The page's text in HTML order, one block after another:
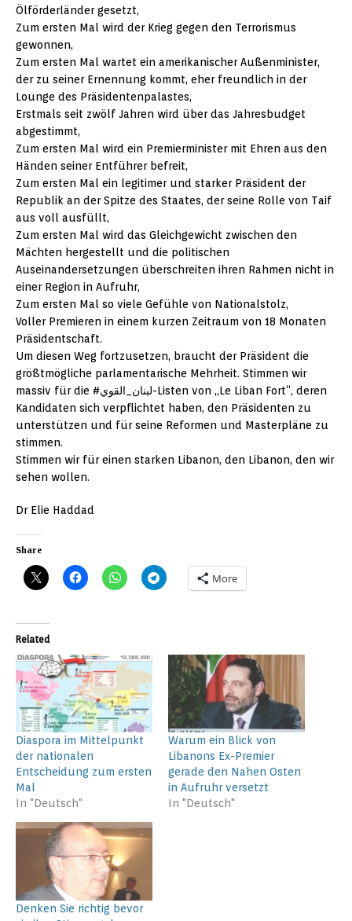
Ölförderländer gesetzt,
Zum ersten Mal wird der Krieg gegen den Terrorismus
gewonnen,
Zum ersten Mal wartet ein amerikanischer Außenminister,
der zu seiner Ernennung kommt, eher freundlich in der
Lounge des Präsidentenpalastes,
Erstmals seit zwölf Jahren wird über das Jahresbudget
abgestimmt,
Zum ersten Mal wird ein Premierminister mit Ehren aus den
Händen seiner Entführer befreit,
Zum ersten Mal ein legitimer und starker Präsident der
Republik an der Spitze des Staates, der seine Rolle von Taif
aus voll ausfüllt,
Zum ersten Mal wird das Gleichgewicht zwischen den
Mächten hergestellt und die politischen
Auseinandersetzungen überschreiten ihren Rahmen nicht in
einer Region in Aufruhr,
Zum ersten Mal so viele Gefühle von Nationalstolz,
Voller Premieren in einem kurzen Zeitraum von 18 Monaten
Präsidentschaft.
Um diesen Weg fortzusetzen, braucht der Präsident die
größtmögliche parlamentarische Mehrheit. Stimmen wir
massiv für die #لبنان_القوي-Listen von „Le Liban Fort“, deren
Kandidaten sich verpflichtet haben, den Präsidenten zu
unterstützen und für seine Reformen und Masterpläne zu
stimmen.
Stimmen wir für einen starken Libanon, den Libanon, den wir
sehen wollen.
Dr Elie Haddad
Share
More
Related
Diaspora im Mittelpunkt
der nationalen
Entscheidung zum ersten
Mal
In "Deutsch"
Warum ein Blick von
Libanons Ex-Premier
gerade den Nahen Osten
in Aufruhr versetzt
In "Deutsch"
Denken Sie richtig bevor